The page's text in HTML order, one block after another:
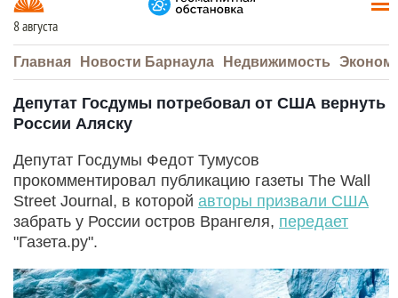
8 августа
Главная Новости Барнаула Недвижимость
Депутат Госдумы потребовал от США вернуть
России Аляску
Депутат Госдумы Федот Тумусов
прокомментировал публикацию газеты The Wall
Street Journal, в которой авторы призвали США
забрать у России остров Врангеля, передает
"Газета.ру".